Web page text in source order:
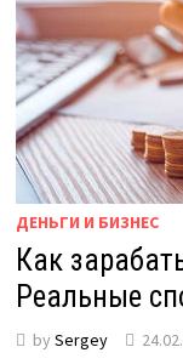
ДЕНЬГИ И БИЗНЕС
Как
Реальные
by Sergey